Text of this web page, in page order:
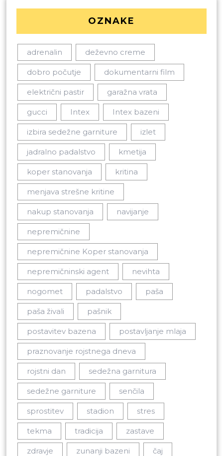
OZNAKE
adrenalin deževno creme
dobro počutje dokumentarni film
električni pastir garažna vrata
gucci Intex Intex bazeni
izbira sedežne garniture izlet
jadralno padalstvo kmetija
koper stanovanja kritina
menjava strešne kritine
nakup stanovanja navijanje
nepremičnine
nepremičnine Koper stanovanja
nepremičninski agent nevihta
nogomet padalstvo paša
paša živali pašnik
postavitev bazena postavljanje mlaja
praznovanje rojstnega dneva
rojstni dan sedežna garnitura
sedežne garniture senčila
sprostitev stadion stres
tekma tradicija zastave
zdravje zunanji bazeni čaj